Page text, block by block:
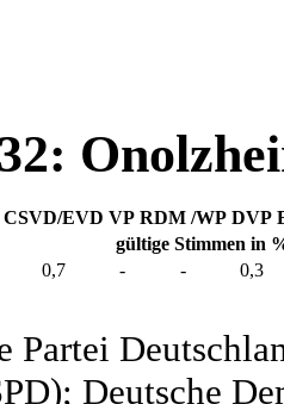
CSVD/EVD VP RDM /WP DVP
gültige Stimmen in
0,7 - - 0,3
Partei
Deutsche